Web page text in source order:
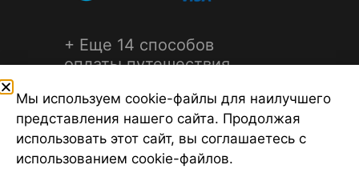
+ Еще 14 способов
оплаты путешествия
©2026 Турагентство Турсфера - Поиск туров от надежных
Мы используем cookie-файлы для наилучшего
представления нашего сайта. Продолжая
использовать этот сайт, вы соглашаетесь с
использованием cookie-файлов.